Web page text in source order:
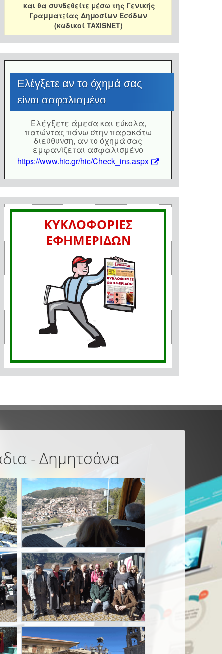
και θα συνδεθείτε μέσω της Γενικής
Γραμματείας Δημοσίων Εσόδων
(κωδικοί TAXISNET)
Eλέγξετε αν το όχημά σας
είναι ασφαλισμένο
Eλέγξετε άμεσα και εύκολα,
πατώντας πάνω στην παρακάτω
διεύθυνση, αν το όχημά σας
εμφανίζεται ασφαλισμένο
https://www.hic.gr/hic/Check_ins.aspx
ΚΥΚΛΟΦΟΡΙΕΣ
ΕΦΗΜΕΡΙΔΩΝ
- Δημητσάνα